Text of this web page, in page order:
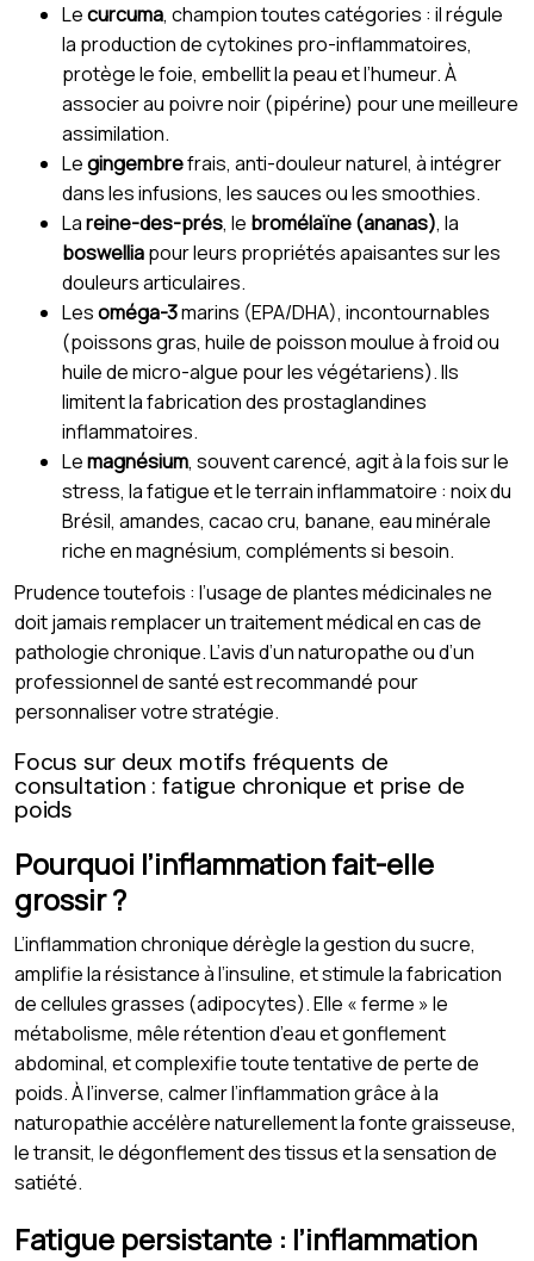
Lecurcuma, champion toutes catégories : il régule
la production de cytokines pro-inflammatoires,
protège le foie, embellit la peau et l’humeur. À
associer au poivre noir (pipérine) pour une meilleure
assimilation.
Legingembrefrais, anti-douleur naturel, à intégrer
dans les infusions, les sauces ou les smoothies.
Lareine-des-prés, le bromélaïne (ananas), la
boswelliapour leurs propriétés apaisantes sur les
douleurs articulaires.
Lesoméga-3marins (EPA/DHA), incontournables
(poissons gras, huile de poisson moulue à froid ou
huile de micro-algue pour les végétariens). Ils
limitent la fabrication des prostaglandines
inflammatoires.
Lemagnésium, souvent carencé, agit à la fois sur le
stress, la fatigue et le terrain inflammatoire : noix du
Brésil, amandes, cacao cru, banane, eau minérale
riche en magnésium, compléments si besoin.
Prudence toutefois : l’usage de plantes médicinales ne
doit jamais remplacer un traitement médical en cas de
pathologie chronique. L’avis d’un naturopathe ou d’un
professionnel de santé est recommandé pour
personnaliser votre stratégie.
Focus sur deux motifs fréquents de
consultation : fatigue chronique et prise de
poids
Pourquoi l’inflammation fait-elle
grossir ?
L’inflammation chronique dérègle la gestion du sucre,
amplifie la résistance à l’insuline, et stimule la fabrication
de cellules grasses (adipocytes). Elle « ferme » le
métabolisme, mêle rétention d’eau et gonflement
abdominal, et complexifie toute tentative de perte de
poids. À l’inverse, calmer l’inflammation grâce à la
naturopathie accélère naturellement la fonte graisseuse,
le transit, le dégonflement des tissus et la sensation de
satiété.
Fatigue persistante : l’inflammation